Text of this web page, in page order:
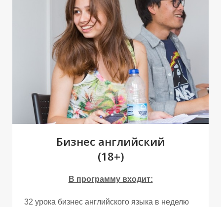
О
Бизнес английский
(18+)
В программу входит:
32 урока бизнес английского языка в неделю
О